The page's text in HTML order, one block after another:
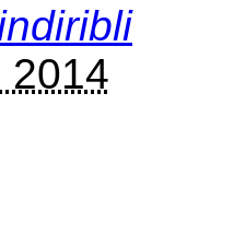
2014